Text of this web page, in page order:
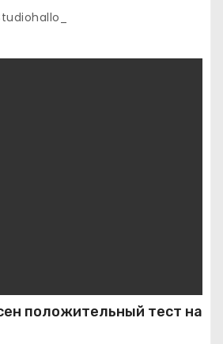
положительный тест на